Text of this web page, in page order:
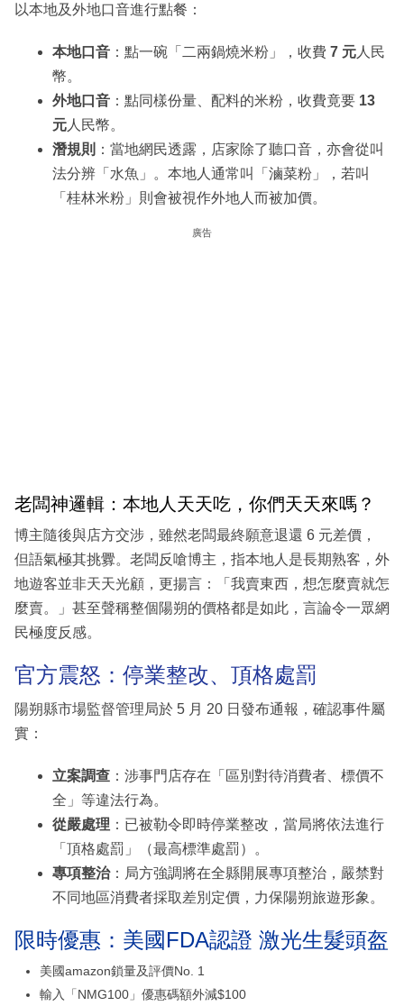
以本地及外地口音進行點餐：
本地口音 ：點一碗「二兩鍋燒米粉」，收費 7 元 人民
幣。
外地口音 ：點同樣份量、配料的米粉，收費竟要 13
元 人民幣。
潛規則 ：當地網民透露，店家除了聽口音，亦會從叫
法分辨「水魚」。本地人通常叫「滷菜粉」，若叫
「桂林米粉」則會被視作外地人而被加價。
廣告
老闆神邏輯：本地人天天吃，你們天天來嗎？
博主隨後與店方交涉，雖然老闆最終願意退還 6 元差價，
但語氣極其挑釁。老闆反嗆博主，指本地人是長期熟客，外
地遊客並非天天光顧，更揚言：「我賣東西，想怎麼賣就怎
麼賣。」甚至聲稱整個陽朔的價格都是如此，言論令一眾網
民極度反感。
官方震怒：停業整改、頂格處罰
陽朔縣市場監督管理局於 5 月 20 日發布通報，確認事件屬
實：
立案調查 ：涉事門店存在「區別對待消費者、標價不
全」等違法行為。
從嚴處理 ：已被勒令即時停業整改，當局將依法進行
「頂格處罰」（最高標準處罰）。
專項整治：局方強調將在全縣開展專項整治，嚴禁對
不同地區消費者採取差別定價，力保陽朔旅遊形象。
限時優惠：美國FDA認證 激光生髮頭盔
美國amazon鎖量及評價No. 1
輸入「NMG100」優惠碼額外減$100